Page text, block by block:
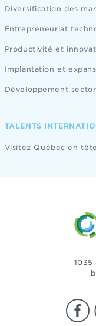
Diversification des
Entrepreneuriat
Productivité et
Implantation et
Développement
TALENTS
Visitez Québec en tête